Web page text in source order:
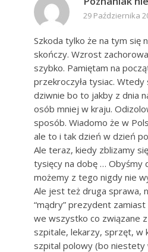
29 Października
Szkoda tylko że na tym się
skończy. Wzrost
szybko. Pamiętam na
przekroczyła tysiac. Wtedy
dziwnie bo to jakby z dnia
osób mniej w kraju.
sposób. Wiadomo że w
ale to i tak dzień w dzień
Ale teraz, kiedy zblizamy
tysięcy na dobę … Obyśmy
możemy z tego nigdy nie
Ale jest też druga sprawa,
“mądry” prezydent
we wszystko co związane
szpitale, lekarzy, sprzęt, w
szpital polowy (bo niestety